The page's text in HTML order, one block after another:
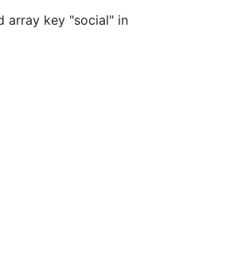
array key "social" in